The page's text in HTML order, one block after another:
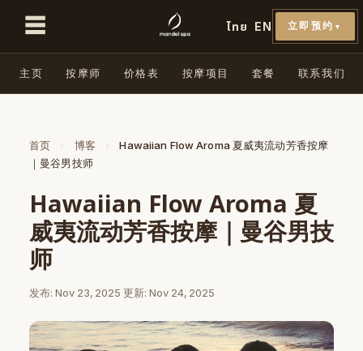
☰ ไทย EN 立即预约 ▼
主页 按摩师 价格表 按摩项目 套餐 联系我们
首页 › 博客 ›
Hawaiian Flow Aroma 夏威夷流动芳香按摩
｜曼谷男技师
Hawaiian Flow Aroma 夏
威夷流动芳香按摩｜曼谷男技
师
发布: Nov 23, 2025·更新: Nov 24, 2025